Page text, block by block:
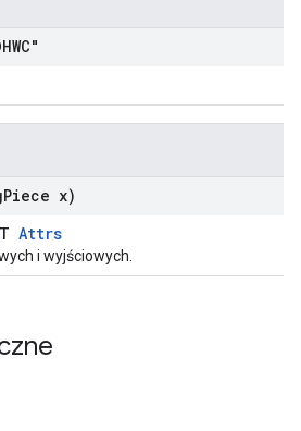
Piece x)
Attrs
i wyjściowych.